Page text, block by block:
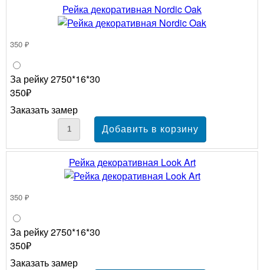
Рейка декоративная Nordic Oak
350 ₽
За рейку 2750*16*30
350₽
Заказать замер
Рейка декоративная Look Art
350 ₽
За рейку 2750*16*30
350₽
Заказать замер